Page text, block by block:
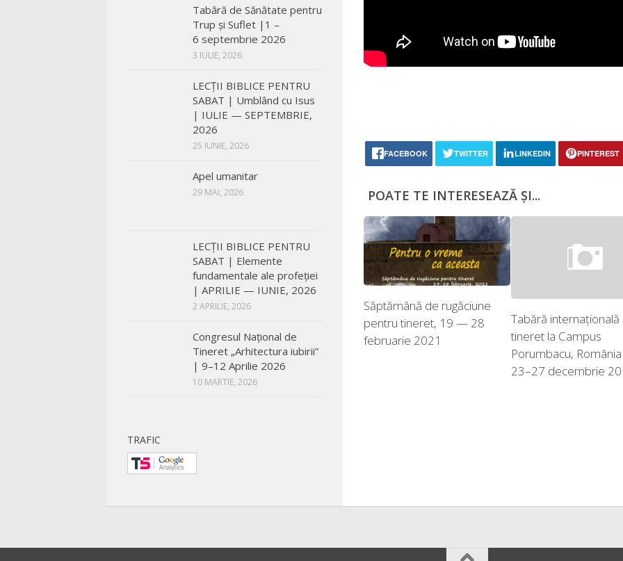
FACEBOOK TWITTER LINKEDIN PINTEREST
POATE TE INTERESEAZĂ ȘI...
Săptămână de rugăciune
pentru tineret, 19 — 28
februarie 2021
Tabără
tineret la Campus
Porumbacu, România
23–27 decembrie
Tabără de Sănătate pentru
Trup și Suflet |1 –
6 septembrie 2026
3 IULIE, 2026
LECŢII BIBLICE PENTRU
SABAT | Umblând cu Isus
| IULIE — SEPTEMBRIE,
2026
25 IUNIE, 2026
Apel umanitar
29 MAI, 2026
LECŢII BIBLICE PENTRU
SABAT | Elemente
fundamentale ale profeției
| APRILIE — IUNIE, 2026
2 APRILIE, 2026
Congresul Național de
Tineret „Arhitectura iubirii”
| 9–12 Aprilie 2026
10 MARTIE, 2026
TRAFIC